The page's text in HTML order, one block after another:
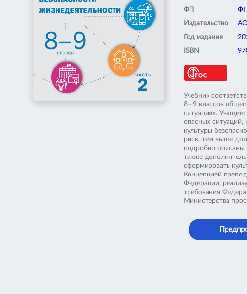
ФП
Издательство
АО
Год издания
ISBN
Учебник
8—9 классов
ситуациях.
опасных
культуры
риск, тем выше
подробно описаны
также
сформировать
Концепцией
Федерации,
требования
Министерства